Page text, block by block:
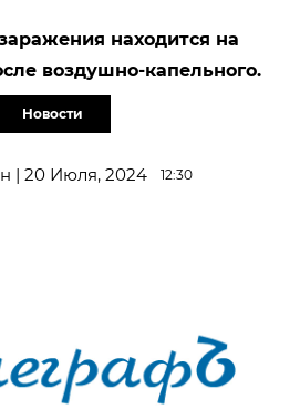
находится на
воздушно-капельного.
Новости
| 20 Июля, 2024 12:30